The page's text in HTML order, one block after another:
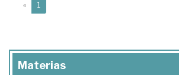
« 1
Materias